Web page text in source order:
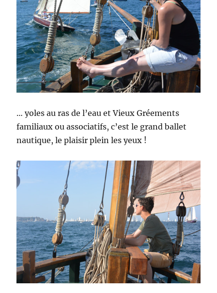
… yoles au ras de l’eau et Vieux Gréements
familiaux ou associatifs, c’est le grand ballet
nautique, le plaisir plein les yeux !